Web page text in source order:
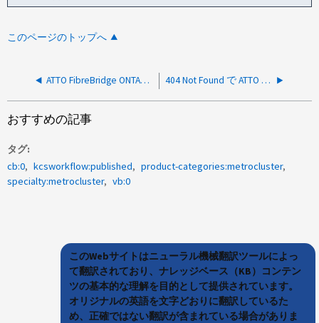
このページのトップへ
ATTO FibreBridge ONTAPのEMSログに「Error：FC Port FC_portX offline」というエラーが報告されます 404 Not Found で ATTO FibreBridge の更新が失敗します
おすすめの記事
タグ
cb:0
kcsworkflow:published
product-categories:metrocluster
specialty:metrocluster
vb:0
このWebサイトはニューラル機械翻訳ツールによっ
て翻訳されており、ナレッジベース（KB）コンテン
ツの基本的な理解を目的として提供されています。
オリジナルの英語を文字どおりに翻訳しているた
め、正確ではない翻訳が含まれている場合がありま